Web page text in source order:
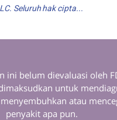
Seluruh hak cipta...
ini belum dievaluasi oleh
untuk
atau
penyakit apa pun.